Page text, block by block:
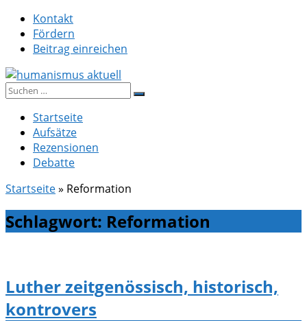
Zum
Inhalt
springen
Kontakt
Fördern
Beitrag einreichen
humanismus aktuell
Suche
Startseite
Aufsätze
Rezensionen
Debatte
Startseite» Reformation
Schlagwort: Reformation
Luther zeitgenössisch, historisch,
kontrovers